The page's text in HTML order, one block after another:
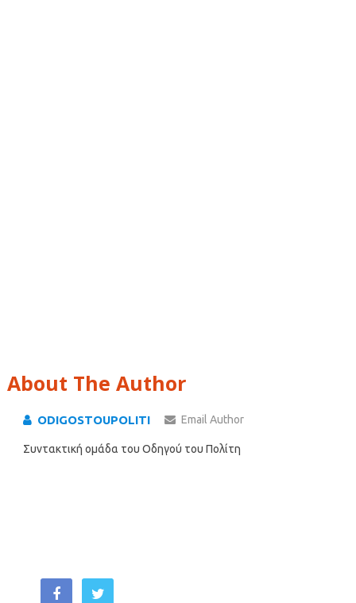
About The Author
ODIGOSTOUPOLITI Email Author
Συντακτική ομάδα του Οδηγού του Πολίτη